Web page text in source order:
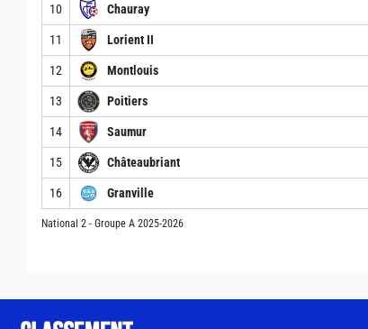
10 Chauray
11 Lorient II
12 Montlouis
13 Poitiers
14 Saumur
15 Châteaubriant
16 Granville
National 2 - Groupe A 2025-2026